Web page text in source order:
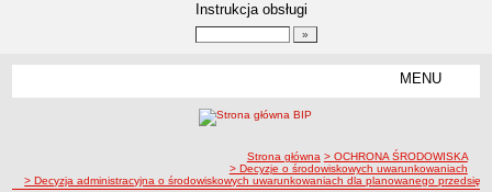
Instrukcja obsługi
MENU
Lokalizacja
ścieżka nawigacji
Strona główna > OCHRONA ŚRODOWISKA
> Decyzje o środowiskowych uwarunkowaniach
> Decyzja administracyjna o środowiskowych uwarunkowaniach dla planowanego